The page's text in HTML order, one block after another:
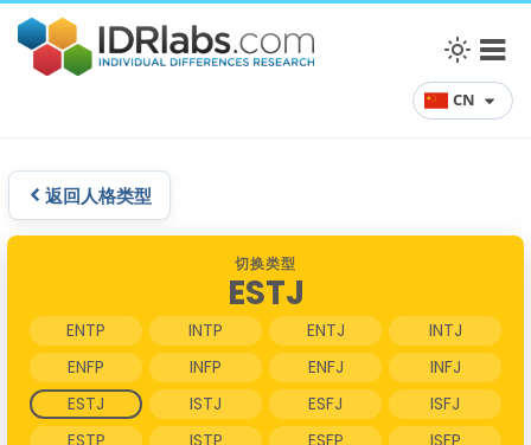
CN
返回人格类型
切换类型
ESTJ
ENTP INTP ENTJ
INTJ
ENFP
INFP ENFJ
INFJ
ESTJ
ISTJ ESFJ
ISFJ
ESTP
ISTP ESFP ISFP